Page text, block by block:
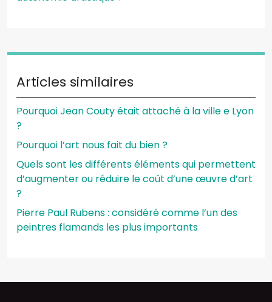
Articles similaires
Pourquoi Jean Couty était attaché à la ville e Lyon
?
Pourquoi l’art nous fait du bien ?
Quels sont les différents éléments qui permettent
d’augmenter ou réduire le coût d’une œuvre d’art
?
Pierre Paul Rubens : considéré comme l’un des
peintres flamands les plus importants